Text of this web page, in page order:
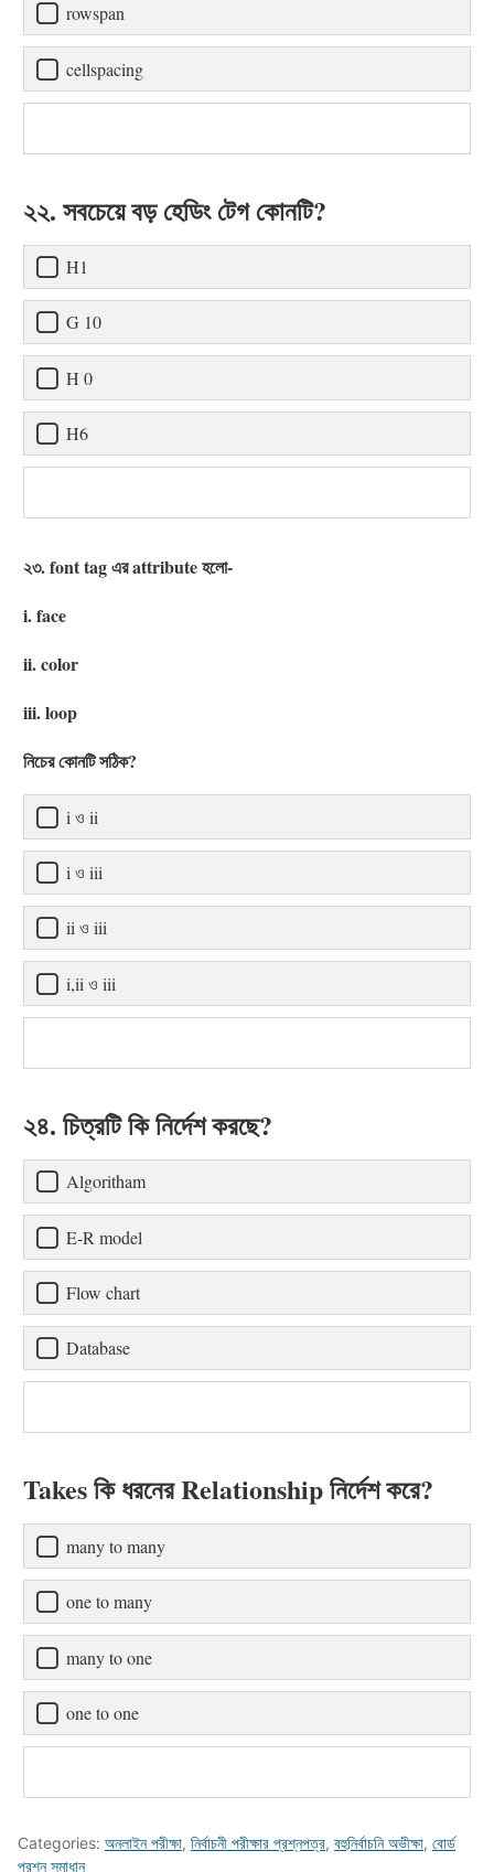
rowspan
cellspacing
২২. সবচেয়ে বড় হেডিং টেগ কোনটি?
H1
G 10
H 0
H6
২৩. font tag এর attribute হলো-
i. face
ii. color
iii. loop
নিচের কোনটি সঠিক?
i ও ii
i ও iii
ii ও iii
i,ii ও iii
২৪. চিত্রটি কি নির্দেশ করছে?
Algoritham
E-R model
Flow chart
Database
Takes কি ধরনের Relationship নির্দেশ করে?
many to many
one to many
many to one
one to one
Categories: অনলাইন পরীক্ষা, নির্বাচনী পরীক্ষার প্রশ্নপত্র, বহুনির্বাচনি অভীক্ষা, বোর্ড
প্রশ্ন সমাধান